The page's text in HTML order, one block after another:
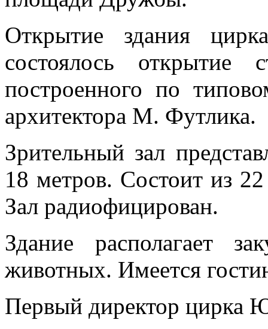
Открытие здания
состоялось открытие
построенного по
архитектора М. Футлика.
Зрительный зал
18 метров. Состоит из
Зал радиофицирован.
Здание располагает
животных. Имеется
Первый директор цирка